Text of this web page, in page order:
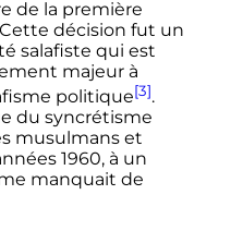
de la première
Cette décision fut un
salafiste qui est
majeur à
politique[3].
du syncrétisme
musulmans et
1960, à un
manquait de